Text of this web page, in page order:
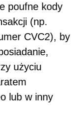
poufne kody
(np.
CVC2), by
użyciu
lub w inny